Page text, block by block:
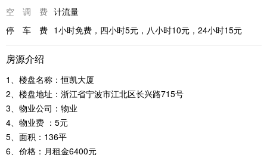
空调费 计流量
停车费 1小时免费，四小时5元，八小时10元，24小时15元
房源介绍
1、楼盘名称：恒凯大厦
2、楼盘地址：浙江省宁波市江北区长兴路715号
3、物业公司：物业
4、物业费 ：5元
5、面积：136平
6、价格：月租金6400元